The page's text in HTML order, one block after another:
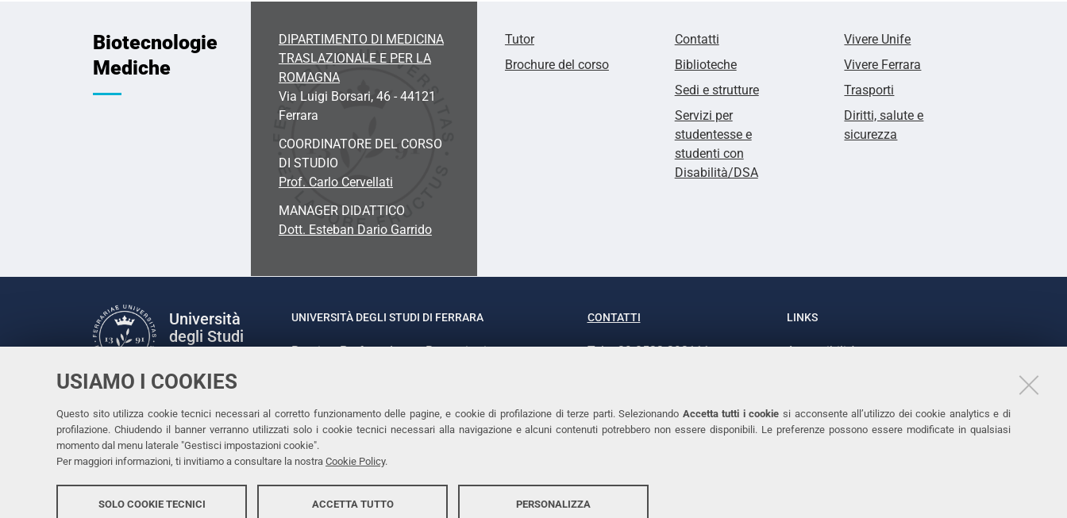
USIAMO I COOKIES
Questo sito utilizza cookie tecnici necessari al corretto funzionamento delle pagine, e cookie di profilazione di terze parti. Selezionando Accetta tutti i cookie si acconsente all’utilizzo dei cookie analytics e di
profilazione. Chiudendo il banner verranno utilizzati solo i cookie tecnici necessari alla navigazione e alcuni contenuti potrebbero non essere disponibili. Le preferenze possono essere modificate in qualsiasi
momento dal menu laterale "Gestisci impostazioni cookie".
Per maggiori informazioni, ti invitiamo a consultare la nostra Cookie Policy.
SOLO COOKIE TECNICI ACCETTA TUTTO PERSONALIZZA
Biotecnologie
Mediche
DIPARTIMENTO DI MEDICINA
TRASLAZIONALE E PER LA
ROMAGNA
Via Luigi Borsari, 46 - 44121
Ferrara
COORDINATORE DEL CORSO
DI STUDIO
Prof. Carlo Cervellati
MANAGER DIDATTICO
Dott. Esteban Dario Garrido
Tutor
Brochure del corso
Contatti
Biblioteche
Sedi e strutture
Servizi per
studentesse e
studenti con
Disabilità/DSA
Vivere Unife
Vivere Ferrara
Trasporti
Diritti, salute e
sicurezza
Università
degli Studi
Facebook
LinkedinInstagram
Youtube
UNIVERSITÀ DEGLI STUDI DI FERRARA
Rettrice: Prof.ssa Laura Ramaciotti
CONTATTI
Tel. +39 0532 293111
LINKS
Accessibilità
Cookies